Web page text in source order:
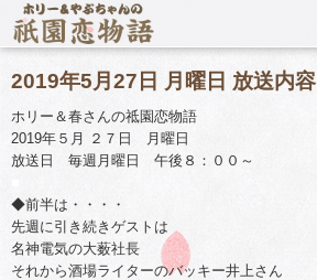
2019年5月27日 月曜日 放送内容
ホリー＆春さんの祗園恋物語
2019年５月 ２７日 月曜日
放送日 毎週月曜日 午後８：００～
◆前半は・・・・
先週に引き続きゲストは
名神電気の大薮社長
それから酒場ライターのバッキー井上さん